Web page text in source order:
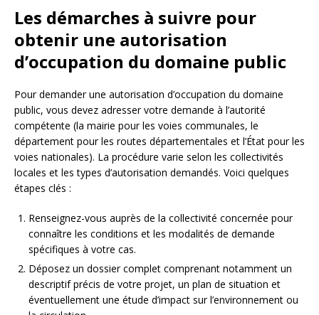
Les démarches à suivre pour
obtenir une autorisation
d’occupation du domaine public
Pour demander une autorisation d’occupation du domaine
public, vous devez adresser votre demande à l’autorité
compétente (la mairie pour les voies communales, le
département pour les routes départementales et l’État pour les
voies nationales). La procédure varie selon les collectivités
locales et les types d’autorisation demandés. Voici quelques
étapes clés :
Renseignez-vous auprès de la collectivité concernée pour
connaître les conditions et les modalités de demande
spécifiques à votre cas.
Déposez un dossier complet comprenant notamment un
descriptif précis de votre projet, un plan de situation et
éventuellement une étude d’impact sur l’environnement ou